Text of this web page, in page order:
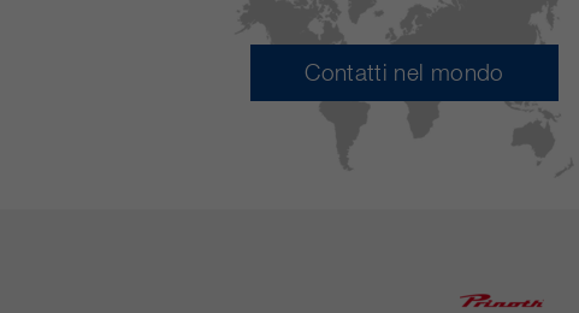
Contatti nel mondo